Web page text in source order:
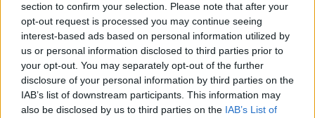
section to confirm your selection. Please note that after your
opt-out request is processed you may continue seeing
interest-based ads based on personal information utilized by
us or personal information disclosed to third parties prior to
your opt-out. You may separately opt-out of the further
disclosure of your personal information by third parties on the
IAB’s list of downstream participants. This information may
also be disclosed by us to third parties on the IAB’s List of
Challand-Saint-Victor (2)
Chambave (23)
Champdepraz (19)
Charvensod (65)